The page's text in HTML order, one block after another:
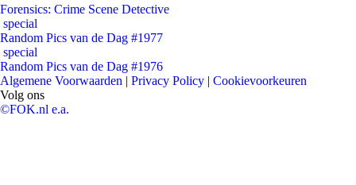
Forensics: Crime Scene Detective
special
Random Pics van de Dag #1977
special
Random Pics van de Dag #1976
Algemene Voorwaarden | Privacy Policy | Cookievoorkeuren
Volg ons
©FOK.nl e.a.